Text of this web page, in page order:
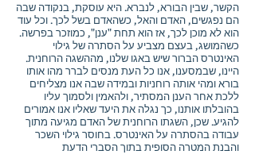
הקשר, שבין הבורא, לנברא. היא עוסקת, בנקודה שבה
הם נפגשים, האדם והאל, כשהאדם בשל לכך. וכל עוד
הוא לא מוכן לכך, אז הוא תחת "ענן", כמוזכר בפרשה.
כשהמושג, בעצם מצביע על הסתרה של גילוי
האינטרס הברור שיש באגו שלנו, מההשגה הרוחנית.
היינו, שבמסענו, אנו כל העת מנסים לברר מהו אותו
בורא ומהי אותה רוחניות ובמידה שבה אנו מצליחים
ללכת אחר הענן המסתיר, ולהאמין ולסמוך עליו
בהובלתו אותנו, כך נגלה את היעד שאליו אנו אמורים
להגיע. שכן, השגתו הרוחנית של האדם מגיעה מתוך
עבודה בהסתרה על האינטרס. בחוסר גילוי השכר
והבנת המטרה הסופית בתוך הסברי הדעת